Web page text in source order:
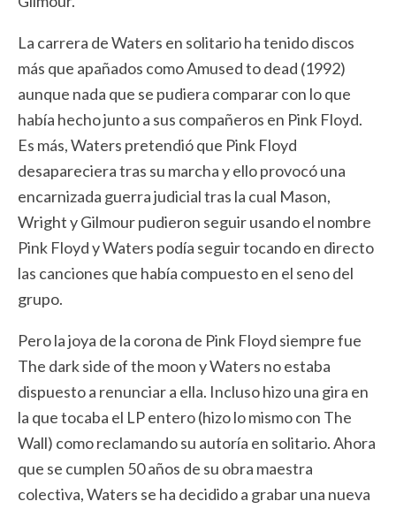
La carrera de Waters en solitario ha tenido discos
más que apañados como Amused to dead (1992)
aunque nada que se pudiera comparar con lo que
había hecho junto a sus compañeros en Pink Floyd.
Es más, Waters pretendió que Pink Floyd
desapareciera tras su marcha y ello provocó una
encarnizada guerra judicial tras la cual Mason,
Wright y Gilmour pudieron seguir usando el nombre
Pink Floyd y Waters podía seguir tocando en directo
las canciones que había compuesto en el seno del
grupo.
Pero la joya de la corona de Pink Floyd siempre fue
The dark side of the moon y Waters no estaba
dispuesto a renunciar a ella. Incluso hizo una gira en
la que tocaba el LP entero (hizo lo mismo con The
Wall) como reclamando su autoría en solitario. Ahora
que se cumplen 50 años de su obra maestra
colectiva, Waters se ha decidido a grabar una nueva